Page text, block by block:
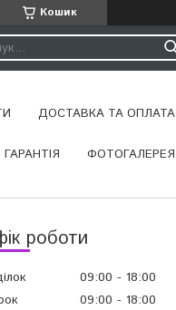
Кошик
ДОСТАВКА ТА ОПЛАТА
ФОТОГАЛЕРЕЯ
роботи
09:00
18:00
09:00
18:00